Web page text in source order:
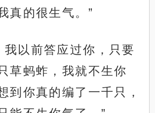
的很生气。”
我以前答应过你，只要
草蚂蚱，我就不生你
到你真的编了一千只，